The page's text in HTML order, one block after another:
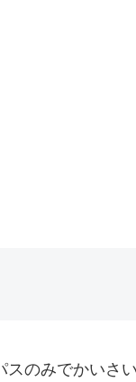
のみでかいさい